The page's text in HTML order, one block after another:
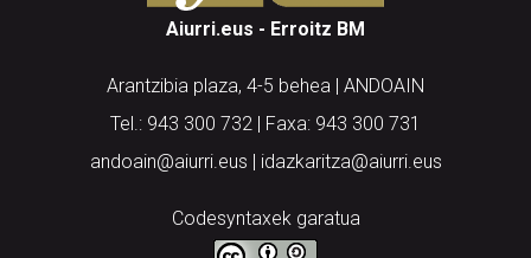
Aiurri.eus - Erroitz BM
Arantzibia plaza, 4-5 behea | ANDOAIN
Tel.: 943 300 732 | Faxa: 943 300 731
andoain@aiurri.eus | idazkaritza@aiurri.eus
Codesyntaxek garatua